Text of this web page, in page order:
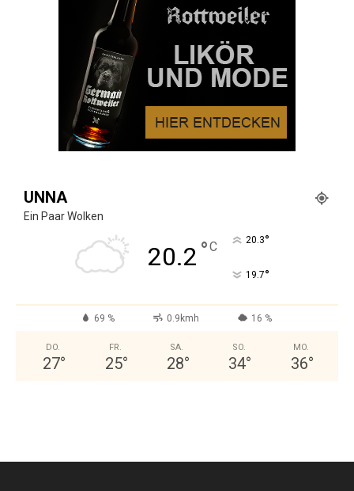
UNNA
Ein Paar Wolken
20.2 °C 20.3°
19.7°
69 % 0.9kmh 16 %
DO.
27°
FR.
25°
SA.
28°
SO.
34°
MO.
36°